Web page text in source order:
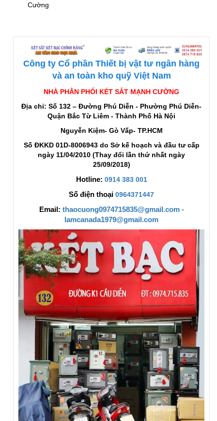
Cường
Công ty Cổ phần Thiết bị vật tư ngân hàng
và an toàn kho quỹ Việt Nam
NHÀ PHÂN PHỐI KÉT SẮT MẠNH CƯỜNG
Địa chỉ: Số 132 – Đường Phú Diễn - Phường Phú Diễn-
Quận Bắc Từ Liêm - Thành Phố Hà Nội
Nguyễn Kiệm- Gò Vấp- TP.HCM
Số ĐKKD 01D-8006943 do Sở kế hoạch và đầu tư cấp
ngày 11/04/2010 (Thay đổi lần thứ nhất ngày
25/09/2018)
Hotline: 0914 383 001
Số điện thoại 0964371447
Email: thaocuong0974715835@gmail.com -
lamcanada1979@gmail.com